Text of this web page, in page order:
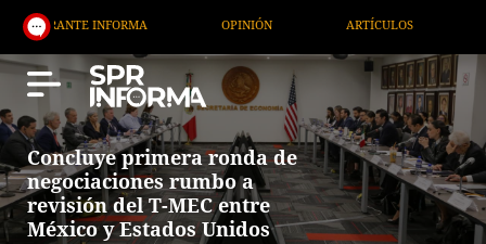
OPINIÓN ARTÍCULOS ARTE /
Concluye primera ronda de
negociaciones rumbo a
revisión del T-MEC entre
México y Estados Unidos